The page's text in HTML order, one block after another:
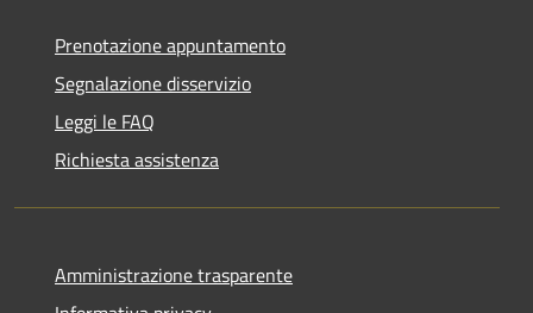
Prenotazione appuntamento
Segnalazione disservizio
Leggi le FAQ
Richiesta assistenza
Amministrazione trasparente